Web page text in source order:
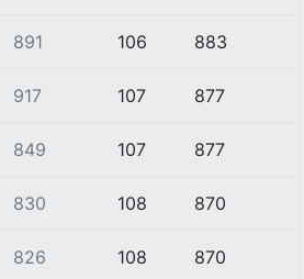
891 106 883
917 107 877
849 107 877
830 108 870
826 108 870